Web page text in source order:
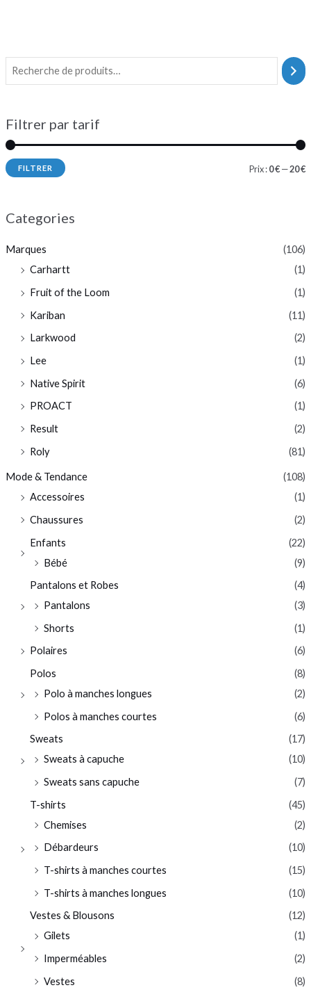
Filtrer par tarif
FILTRER Prix :0 €—20 €
Categories
Marques
(106)
Carhartt
(1)
Fruit of the Loom
(1)
Kariban
(11)
Larkwood
(2)
Lee
(1)
Native Spirit
(6)
PROACT
(1)
Result
(2)
Roly
(81)
Mode & Tendance
(108)
Accessoires
(1)
Chaussures
(2)
Enfants
(22)
Bébé
(9)
Pantalons et Robes
(4)
Pantalons
(3)
Shorts
(1)
Polaires
(6)
Polos
(8)
Polo à manches longues
(2)
Polos à manches courtes
(6)
Sweats
(17)
Sweats à capuche
(10)
Sweats sans capuche
(7)
T-shirts
(45)
Chemises
(2)
Débardeurs
(10)
T-shirts à manches courtes
(15)
T-shirts à manches longues
(10)
Vestes & Blousons
(12)
Gilets
(1)
Imperméables
(2)
Vestes
(8)